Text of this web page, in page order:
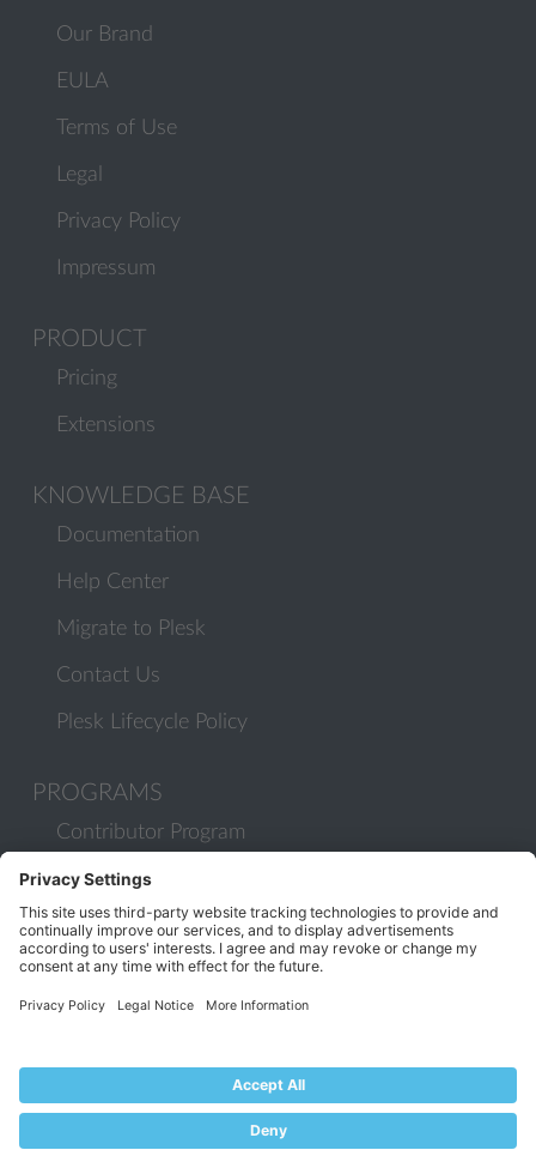
Our Brand
EULA
Terms of Use
Legal
Privacy Policy
Impressum
PRODUCT
Pricing
Extensions
KNOWLEDGE BASE
Documentation
Help Center
Migrate to Plesk
Contact Us
Plesk Lifecycle Policy
PROGRAMS
Contributor Program
Partner Program
COMMUNITY